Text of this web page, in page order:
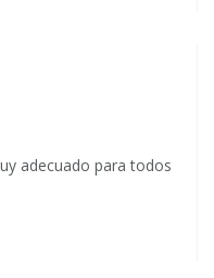
adecuado para todos